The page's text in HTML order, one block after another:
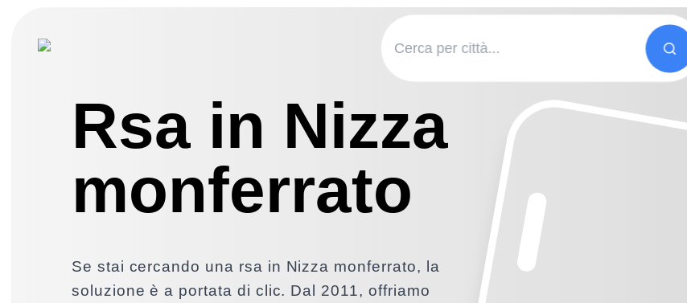
Rsa in Nizza
monferrato
Se stai cercando una rsa in Nizza monferrato, la
soluzione è a portata di clic. Dal 2011, offriamo